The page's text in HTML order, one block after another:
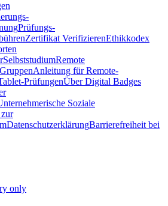
Prüfungs-
Zertifikat VerifizierenEthikkodex
SelbststudiumRemote
Anleitung für Remote-
PrüfungenÜber Digital Badges
Soziale
DatenschutzerklärungBarrierefreiheit bei
only